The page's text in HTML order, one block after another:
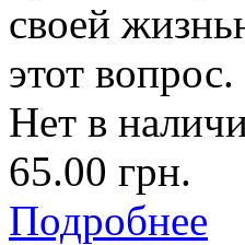
своей
этот вопрос.
Нет в
65.00 грн.
Подробнее